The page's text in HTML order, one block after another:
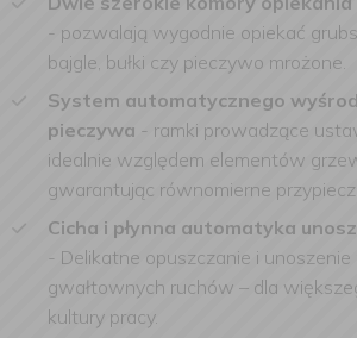
- pozwalają wygodnie opiekać
bajgle, bułki czy pieczywo mrożone.
System automatycznego
pieczywa - ramki prowadzące
idealnie względem elementów
gwarantując równomierne
Cicha i płynna automatyka
- Delikatne opuszczanie i
gwałtownych ruchów – dla
kultury pracy.